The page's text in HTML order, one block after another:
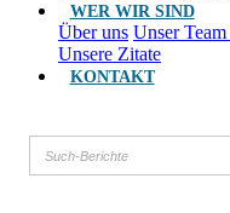
WER WIR SIND
Über uns Unser Team
Unsere Zitate
KONTAKT